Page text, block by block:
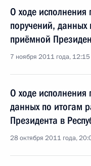
О ходе исполнения
поручений,
приёмной
7 ноября 2011 года, 12:15
О ходе исполнения
данных по итогам
Президента в
28 октября 2011 года,